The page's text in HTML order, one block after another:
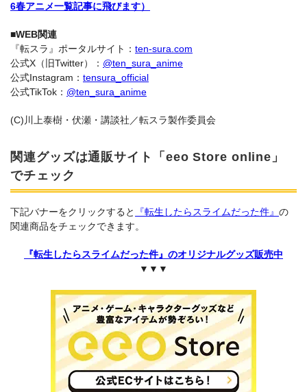
6春アニメ一覧記事に飛びます）
■WEB関連
『転スラ』ポータルサイト： ten-sura.com
公式X（旧Twitter）： @ten_sura_anime
公式Instagram： tensura_official
公式TikTok： @ten_sura_anime
(C)川上泰樹・伏瀬・講談社／転スラ製作委員会
関連グッズは通販サイト「eeo Store online」
でチェック
下記バナーをクリックすると 『転生したらスライムだった件』 の
関連商品をチェックできます。
『転生したらスライムだった件』のオリジナルグッズ販売中
▼▼▼